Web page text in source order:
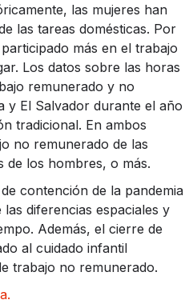
las mujeres han
las tareas domésticas. Por
más en el trabajo
Los datos sobre las horas
remunerado y no
y El Salvador durante el año
tradicional. En ambos
no remunerado de las
de los hombres, o más.
contención de la pandemia
diferencias espaciales y
Además, el cierre de
al cuidado infantil
trabajo no remunerado.